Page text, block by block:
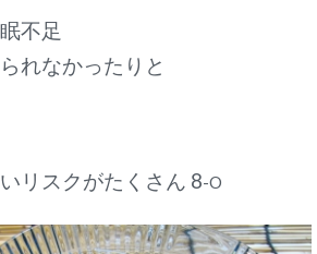
不足
れなかったりと
リスクがたくさん 8-O